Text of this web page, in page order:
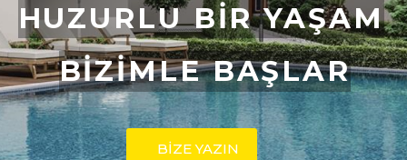
BİZİMLE BAŞLAR
BİZE YAZIN
HUZURLU BİR YAŞAM